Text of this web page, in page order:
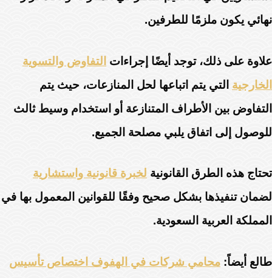
نهائي يكون ملزمًا للطرفين.
علاوة على ذلك، توجد أيضًا إجراءات التفاوض والتسوية
الخارجية التي يتم اتباعها لحل المنازعات، حيث يتم
التفاوض بين الأطراف المتنازعة أو استخدام وسيط ثالث
للوصول إلى اتفاق يلبي مصلحة الجميع.
تحتاج هذه الطرق القانونية لخبرة قانونية واستشارية
لضمان تنفيذها بشكل صحيح وفقًا للقوانين المعمول بها في
المملكة العربية السعودية.
طالع أيضاً: محامي شركات في الهفوف اختصاص تأسيس